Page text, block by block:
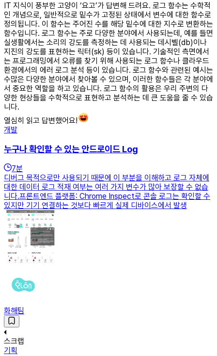
IT 지식이 풍부한 고양이 ‘요고’가 답변해 드려요. 로그 함수는 수학적
인 개념으로, 일반적으로 밑수가 고정된 상태에서 변수에 대한 함수로
정의됩니다. 이 함수는 주어진 수를 해당 밑수에 대한 지수로 변환하는
함수입니다. 로그 함수는 주로 다양한 분야에서 사용되는데, 예를 들면
실생활에서는 소리의 강도를 측정하는 데 사용되는 데시벨(db)이나
지진의 강도를 표현하는 릭터(sk) 등이 있습니다. 기술적인 측면에서
는 프로그래밍에서 오류를 찾기 위해 사용되는 로그 함수나 클라우드
환경에서의 에러 로그 분석 등이 있습니다. 로그 함수와 관련된 예시는
수많은 다양한 분야에서 찾아볼 수 있으며, 이러한 함수들은 각 분야에
서 중요한 역할을 하고 있습니다. 로그 함수의 활용은 우리 주변의 다
양한 현상들을 수학적으로 표현하고 분석하는 데 큰 도움을 줄 수 있습
니다.
열심히 읽고 답변했어요!
개발
누구나 확인할 수 있는 안드로이드 Log
7분
디버그 목적으로만 사용되기 때문에 이 부분을 이해하고 로그 자체에
대한 데이터 로그 적재 여부는 여러 가지 변수가 많아 보장할 수 없습
니다.프론트엔드 플랫폼: Chrome Inspect로 콘솔 로그는 확인할 수
있지만 기기 연결하는 것보다 빠르게 실제 디바이스에서 발생
화해팀
스크랩
기획